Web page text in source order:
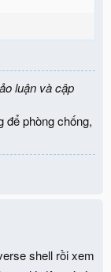
luận và cập
để phòng chống,
shell rồi xem